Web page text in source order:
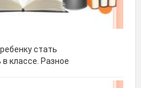
стать
классе. Разное